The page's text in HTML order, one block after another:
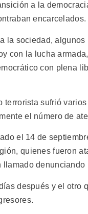
a la
encarcelados.
la sociedad,
con la lucha
con plena
terrorista sufrió
el número de
el 14 de
quienes fueron
después y el otro